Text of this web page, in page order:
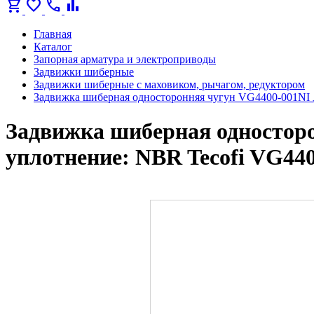
shopping_cart favorite call bar_chart
Главная
Каталог
Запорная арматура и электроприводы
Задвижки шиберные
Задвижки шиберные с маховиком, рычагом, редуктором
Задвижка шиберная односторонняя чугун VG4400-
Задвижка шиберная
уплотнение: NBR Tecofi